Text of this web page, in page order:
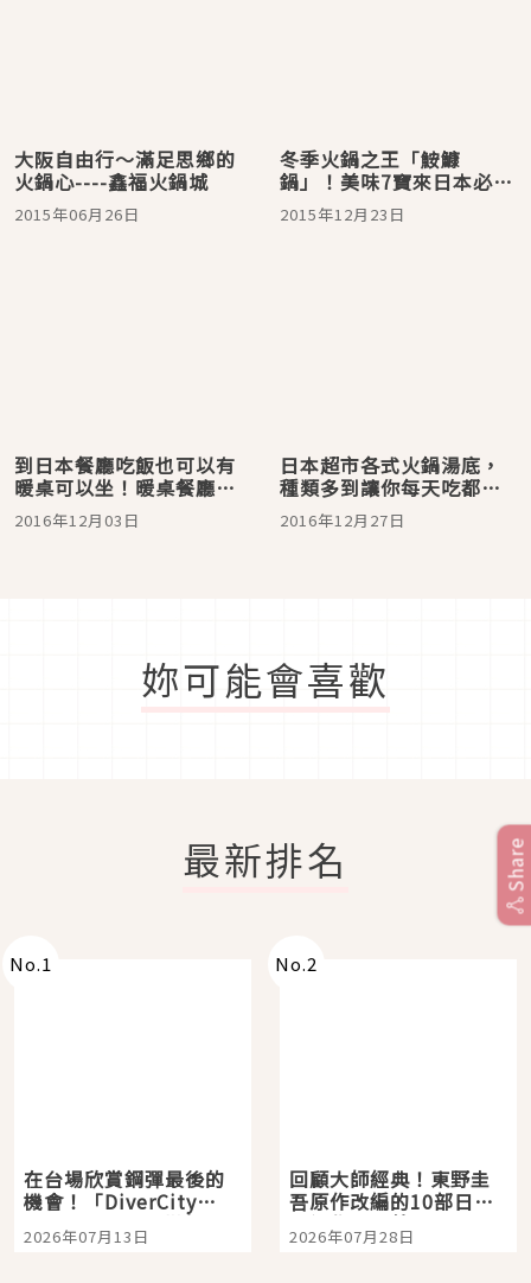
大阪自由行～滿足思鄉的
火鍋心----鑫福火鍋城
2015年06月26日
冬季火鍋之王「鮟鱇
鍋」！美味7寶來日本必
點！
2015年12月23日
到日本餐廳吃飯也可以有
暖桌可以坐！暖桌餐廳介
紹4選
2016年12月03日
日本超市各式火鍋湯底，
種類多到讓你每天吃都不
膩！
2016年12月27日
妳可能會喜歡
最新排名
No.1
在台場欣賞鋼彈最後的
機會！「DiverCity
Tokyo Plaza」搭船、
購物、美食及夜景，一
2026年07月13日
No.2
回顧大師經典！東野圭
吾原作改編的10部日本
影視作品推薦
2026年07月28日
Share